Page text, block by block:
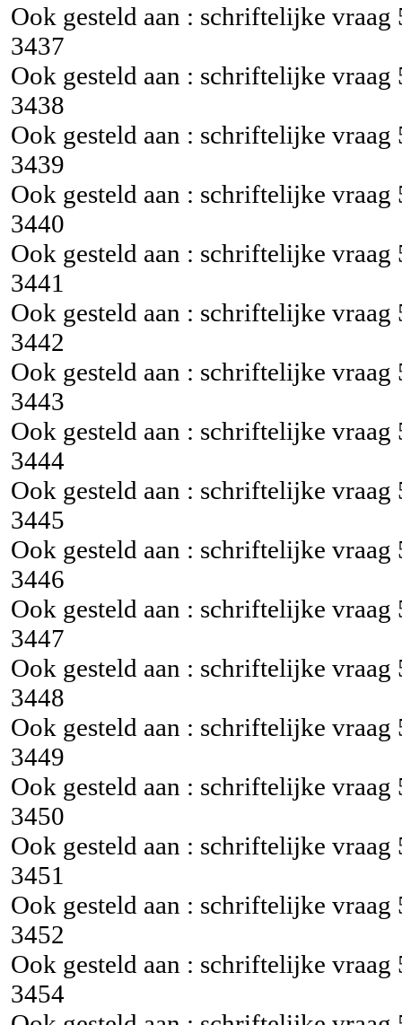
Ook gesteld aan : schriftelijke vraag
3437
Ook gesteld aan : schriftelijke vraag
3438
Ook gesteld aan : schriftelijke vraag
3439
Ook gesteld aan : schriftelijke vraag
3440
Ook gesteld aan : schriftelijke vraag
3441
Ook gesteld aan : schriftelijke vraag
3442
Ook gesteld aan : schriftelijke vraag
3443
Ook gesteld aan : schriftelijke vraag
3444
Ook gesteld aan : schriftelijke vraag
3445
Ook gesteld aan : schriftelijke vraag
3446
Ook gesteld aan : schriftelijke vraag
3447
Ook gesteld aan : schriftelijke vraag
3448
Ook gesteld aan : schriftelijke vraag
3449
Ook gesteld aan : schriftelijke vraag
3450
Ook gesteld aan : schriftelijke vraag
3451
Ook gesteld aan : schriftelijke vraag
3452
Ook gesteld aan : schriftelijke vraag
3454